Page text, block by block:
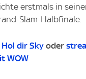
erstmals in
Slam-Halbfinale.
Hol dir Sky oder
WOW